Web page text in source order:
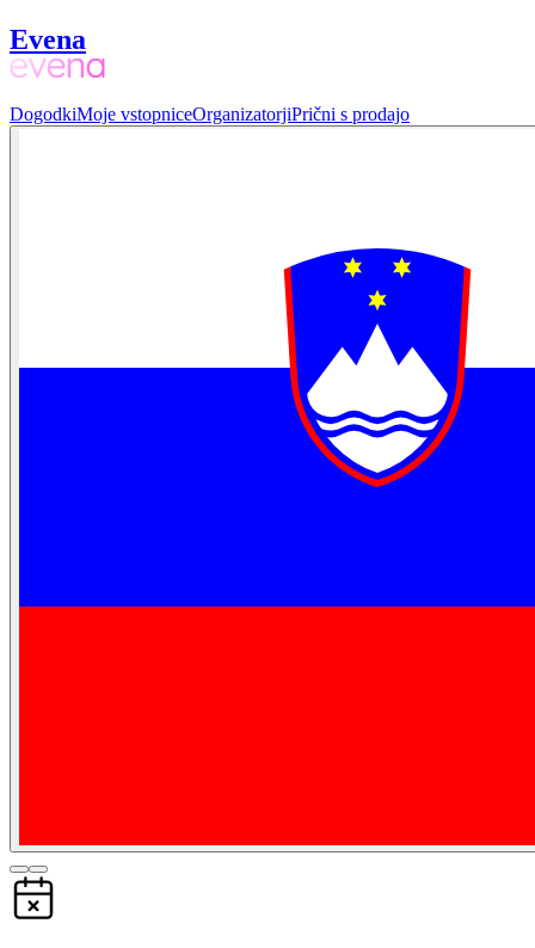
Evena
DogodkiMoje vstopniceOrganizatorjiPrični s prodajo